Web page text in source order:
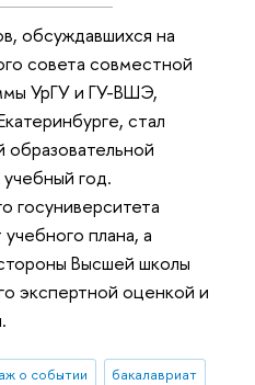
обсуждавшихся на
совета совместной
УрГУ и ГУ-ВШЭ,
стал
год.
госуниверситета
плана, а
Высшей школы
экспертной оценкой и
о событии
бакалавриат